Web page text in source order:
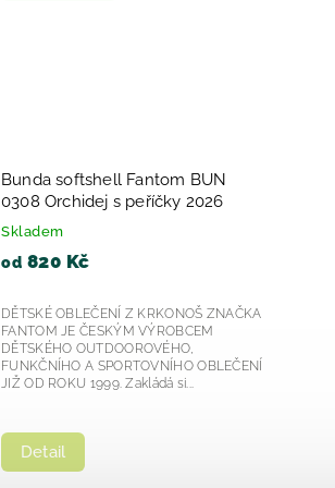
Bunda softshell Fantom BUN
0603 černo melír zelenožlutá
2026
Skladem
od 915 Kč
Detail
DĚTSKÉ OBLEČENÍ Z KRKONOŠ ZNAČKA
FANTOM JE ČESKÝM VÝROBCEM
DĚTSKÉHO OUTDOOROVÉHO,
FUNKČNÍHO A SPORTOVNÍHO OBLEČENÍ
JIŽ OD ROKU 1999. Zakládá si...